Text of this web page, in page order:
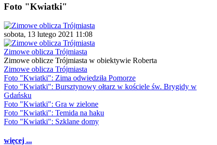
Foto "Kwiatki"
sobota, 13 lutego 2021 11:08
Zimowe oblicza Trójmiasta
Zimowe oblicze Trójmiasta w obiektywie Roberta
Zimowe oblicza Trójmiasta
Foto "Kwiatki": Zima odwiedziła Pomorze
Foto "Kwiatki": Bursztynowy ołtarz w kościele św. Brygidy w
Gdańsku
Foto "Kwiatki": Gra w zielone
Foto "Kwiatki": Temida na haku
Foto "Kwiatki": Szklane domy
więcej ...